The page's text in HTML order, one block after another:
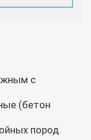
с
(бетон
пород